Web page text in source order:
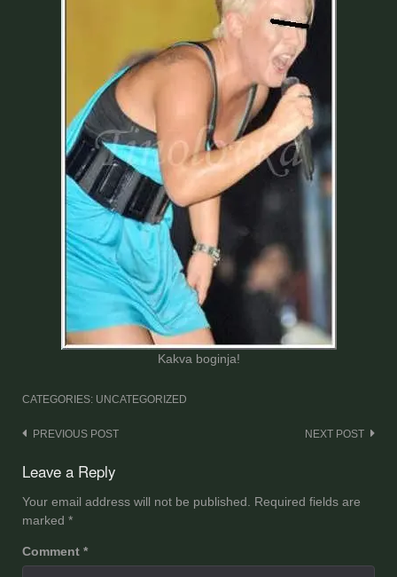
Kakva boginja!
CATEGORIES: UNCATEGORIZED
Post
navigation
PREVIOUS POST NEXT POST
Leave a Reply
Your email address will not be published.
Required fields are
marked *
Comment *